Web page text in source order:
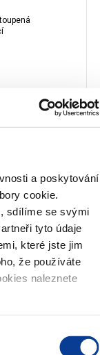
a poskytování
cookie.
sdílíme se svými
tyto údaje
které jste jim
že používáte
naleznete